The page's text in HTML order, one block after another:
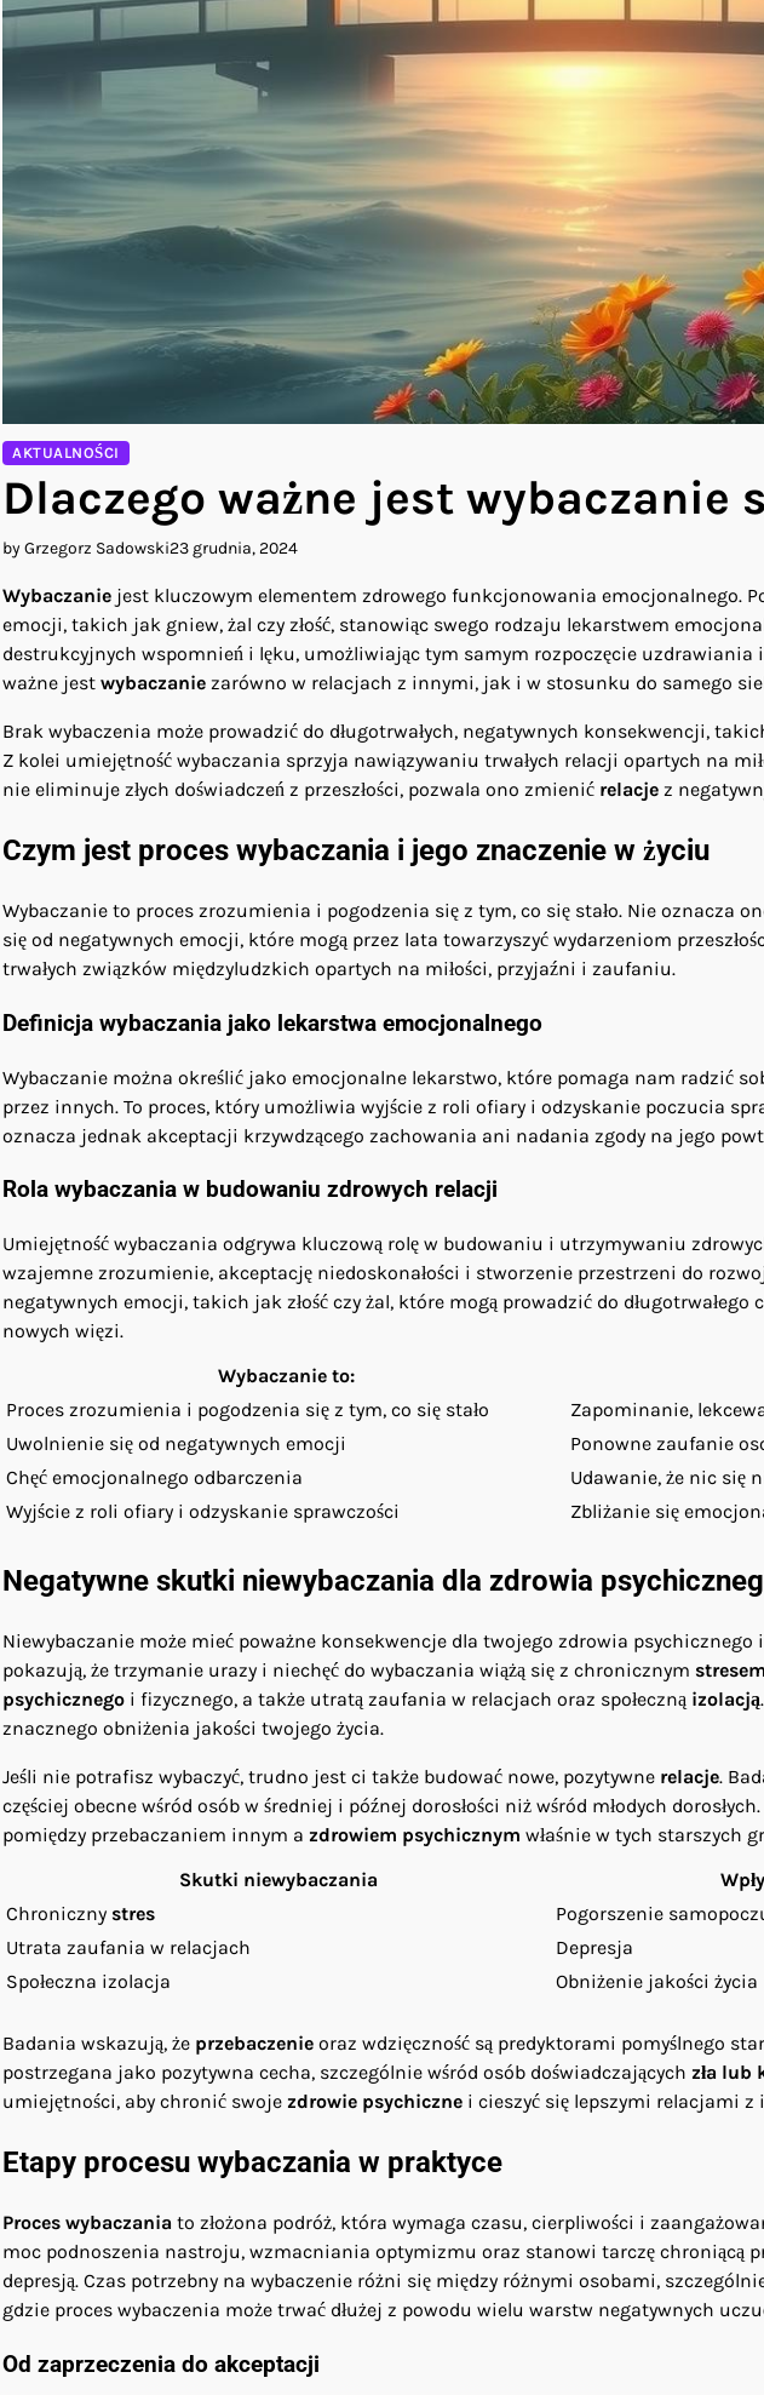
AKTUALNOŚCI
Dlaczego ważne jest wybaczanie
by Grzegorz Sadowski23 grudnia, 2024
Wybaczanie jest kluczowym elementem zdrowego funkcjonowania emocjonalnego.
emocji, takich jak gniew, żal czy złość, stanowiąc swego rodzaju lekarstwem
destrukcyjnych wspomnień i lęku, umożliwiając tym samym rozpoczęcie uzdrawiania
ważne jest wybaczanie zarówno w relacjach z innymi, jak i w stosunku do samego
Brak wybaczenia może prowadzić do długotrwałych, negatywnych konsekwencji,
Z kolei umiejętność wybaczania sprzyja nawiązywaniu trwałych relacji opartych na
nie eliminuje złych doświadczeń z przeszłości, pozwala ono zmienić relacje z
Czym jest proces wybaczania i jego znaczenie w życiu
Wybaczanie to proces zrozumienia i pogodzenia się z tym, co się stało. Nie oznacza
się od negatywnych emocji, które mogą przez lata towarzyszyć wydarzeniom
trwałych związków międzyludzkich opartych na miłości, przyjaźni i zaufaniu.
Definicja wybaczania jako lekarstwa emocjonalnego
Wybaczanie można określić jako emocjonalne lekarstwo, które pomaga nam radzić
przez innych. To proces, który umożliwia wyjście z roli ofiary i odzyskanie poczucia
oznacza jednak akceptacji krzywdzącego zachowania ani nadania zgody na jego
Rola wybaczania w budowaniu zdrowych relacji
Umiejętność wybaczania odgrywa kluczową rolę w budowaniu i utrzymywaniu
wzajemne zrozumienie, akceptację niedoskonałości i stworzenie przestrzeni do
negatywnych emocji, takich jak złość czy żal, które mogą prowadzić do
nowych więzi.
Wybaczanie to:
Proces zrozumienia i pogodzenia się z tym, co się stało
Zapominanie,
Uwolnienie się od negatywnych emocji
Ponowne zaufanie
Chęć emocjonalnego odbarczenia
Udawanie, że nic się
Wyjście z roli ofiary i odzyskanie sprawczości
Zbliżanie się
Negatywne skutki niewybaczania dla zdrowia
Niewybaczanie może mieć poważne konsekwencje dla twojego zdrowia
pokazują, że trzymanie urazy i niechęć do wybaczania wiążą się z chronicznym stresem
psychicznego i fizycznego, a także utratą zaufania w relacjach oraz społeczną izolacją
znacznego obniżenia jakości twojego życia.
Jeśli nie potrafisz wybaczyć, trudno jest ci także budować nowe, pozytywne relacje.
częściej obecne wśród osób w średniej i późnej dorosłości niż wśród młodych
pomiędzy przebaczaniem innym a zdrowiem psychicznym właśnie w tych starszych
Skutki niewybaczania
Chroniczny stres
Pogorszenie
Utrata zaufania w relacjach
Depresja
Społeczna izolacja
Obniżenie jakości życia
Badania wskazują, że przebaczenie oraz wdzięczność są predyktorami pomyślnego
postrzegana jako pozytywna cecha, szczególnie wśród osób doświadczających zła lub
umiejętności, aby chronić swoje zdrowie psychiczne i cieszyć się lepszymi relacjami z
Etapy procesu wybaczania w praktyce
Proces wybaczania to złożona podróż, która wymaga czasu, cierpliwości i
moc podnoszenia nastroju, wzmacniania optymizmu oraz stanowi tarczę chroniącą
depresją. Czas potrzebny na wybaczenie różni się między różnymi osobami,
gdzie proces wybaczenia może trwać dłużej z powodu wielu warstw negatywnych
Od zaprzeczenia do akceptacji